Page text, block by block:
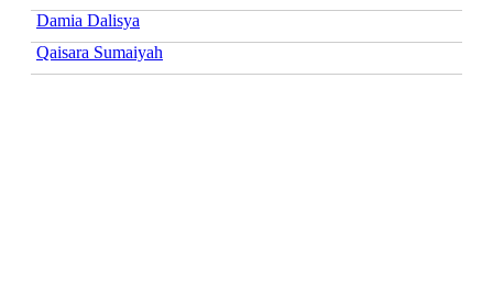
Damia Dalisya
Qaisara Sumaiyah